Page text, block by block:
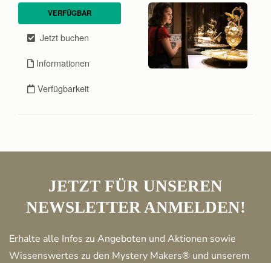
JETZT FÜR UNSEREN
NEWSLETTER ANMELDEN!
Erhalte alle Infos zu Angeboten und Aktionen sowie
Wissenswertes zu den Mystery Makers® und unserem